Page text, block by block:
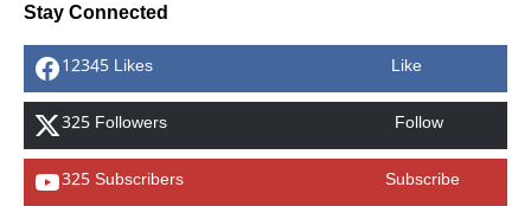
Stay Connected
12345 Likes Like
325 Followers Follow
325 Subscribers Subscribe